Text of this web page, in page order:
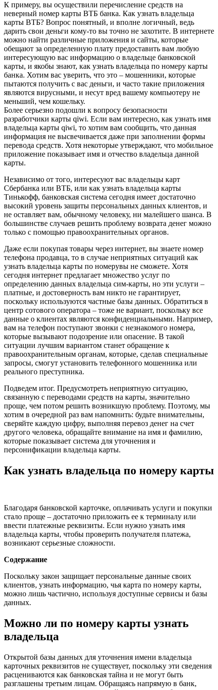
К примеру, вы осуществили перечисление средств на
неверный номер карты ВТБ банка. Как узнать владельца
карты ВТБ? Вопрос понятный, и вполне логичный, ведь
дарить свои деньги кому-то вы точно не захотите. В интернете
можно найти различные приложения и сайты, которые
обещают за определенную плату предоставить вам любую
интересующую вас информацию о владельце банковской
карты, и якобы знают, как узнать владельца по номеру карты
банка. Хотим вас уверить, что это – мошенники, которые
пытаются получить с вас деньги, и часто такие приложения
являются вирусными, и несут вред вашему компьютеру не
меньший, чем кошельку.
Более серьезно подошли к вопросу безопасности
разработчики карты qiwi. Если вам интересно, как узнать имя
владельца карты qiwi, то хотим вам сообщить, что данная
информация не высвечивается даже при заполнении формы
перевода средств. Хотя некоторые утверждают, что мобильное
приложение показывает имя и отчество владельца данной
карты.
Независимо от того, интересуют вас владельцы карт
Сбербанка или ВТБ, или как узнать владельца карты
Тинькофф, банковская система сегодня имеет достаточно
высокий уровень защиты персональных данных клиентов, и
не оставляет вам, обычному человеку, ни малейшего шанса. В
большинстве случаев решить проблему возврата денег можно
только с помощью правоохранительных органов.
Даже если покупая товары через интернет, вы знаете номер
телефона продавца, то в случае неприятных ситуаций как
узнать владельца карты по номерувы не сможете. Хотя
сегодня интернет предлагает множество услуг по
определению данных владельца сим-карты, но эти услуги –
платные, и достоверность вам никто не гарантирует,
поскольку используются частные базы данных. Обратиться в
центр сотового оператора – тоже не вариант, поскольку все
данные о клиентах являются конфиденциальными. Например,
вам на телефон поступают звонки с незнакомого номера,
которые вызывают подозрение или опасение. В такой
ситуации лучшим вариантом станет обращение к
правоохранительным органам, которые, сделав специальные
запросы, смогут установить телефонного мошенника или
реального преступника.
Подведем итог. Предусмотреть неприятную ситуацию,
связанную с переводами средств на карты, значительно
проще, чем потом решить возникшую проблему. Поэтому, мы
хотим в очередной раз вам напомнить: будьте внимательны,
сверяйте каждую цифру, выполняя перевоз денег на счет
другого человека, обращайте внимание на имя и фамилию,
которые показывает система для уточнения и
персонификации владельца карты.
Как узнать владельца по номеру карты
Благодаря банковской карточке, оплачивать услуги и покупки
стало проще – достаточно приложить ее к терминалу или
ввести платежные реквизиты. Если нужно узнать имя
владельца карты, чтобы проверить получателя платежа,
возникают серьезные сложности.
Содержание
Поскольку закон защищает персональные данные своих
клиентов, узнать информацию, чья карта по номеру карты,
можно лишь частично, используя доступные сервисы и базы
данных.
Можно ли по номеру карты узнать
владельца
Открытой базы данных для уточнения имени владельца
карточных реквизитов не существует, поскольку эти сведения
расцениваются как банковская тайна и не могут быть
разглашены третьим лицам. Обращаясь напрямую в банк,